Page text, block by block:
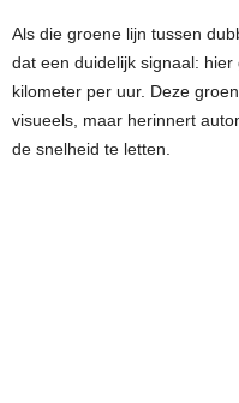
Als die groene lijn tussen
dat een duidelijk signaal:
kilometer per uur. Deze
visueels, maar herinnert
de snelheid te letten.